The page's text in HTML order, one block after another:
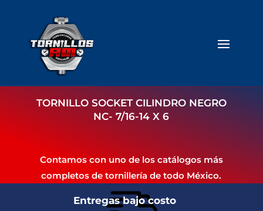
TORNILLO SOCKET CILINDRO NEGRO
NC- 7/16-14 X 6
Contamos con uno de los catálogos más
completos de tornillería de todo México.
Entregas bajo costo